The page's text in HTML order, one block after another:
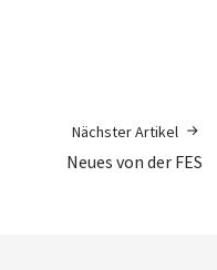
Nächster Artikel
Neues von der FES